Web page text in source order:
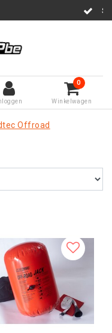
0
Winkelwagen
Offroad